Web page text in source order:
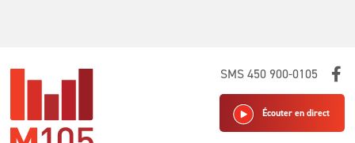
SMS 450 900-0105
Écouter en direct